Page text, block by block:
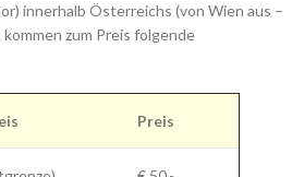
innerhalb Österreichs (von Wien aus –
zum Preis folgende
Preis